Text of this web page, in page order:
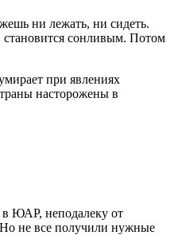
ни лежать, ни сидеть.
становится сонливым. Потом
при явлениях
насторожены в
в ЮАР, неподалеку от
Но не все получили нужные